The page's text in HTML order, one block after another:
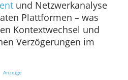
und Netzwerkanalyse
Plattformen – was
Kontextwechsel und
Verzögerungen im
Anzeige